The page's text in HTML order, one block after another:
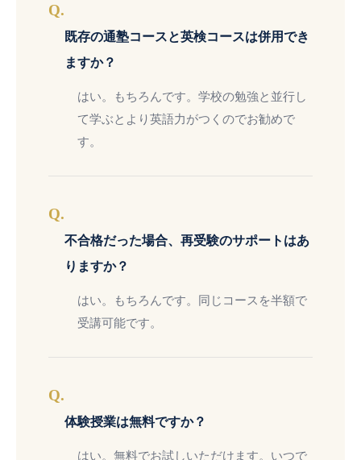
Q.
既存の通塾コースと英検コースは併用でき
ますか？
はい。もちろんです。学校の勉強と並行し
て学ぶとより英語力がつくのでお勧めで
す。
Q.
不合格だった場合、再受験のサポートはあ
りますか？
はい。もちろんです。同じコースを半額で
受講可能です。
Q.
体験授業は無料ですか？
はい。無料でお試しいただけます。いつで